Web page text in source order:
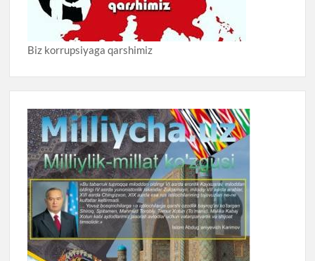
Biz korrupsiyaga qarshimiz